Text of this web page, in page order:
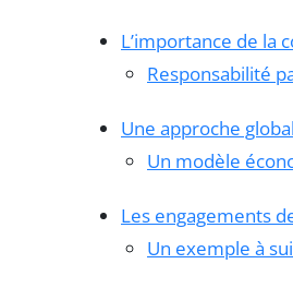
L’importance de la
Responsabilité
Une approche
Un modèle
Les engagements
Un exemple à